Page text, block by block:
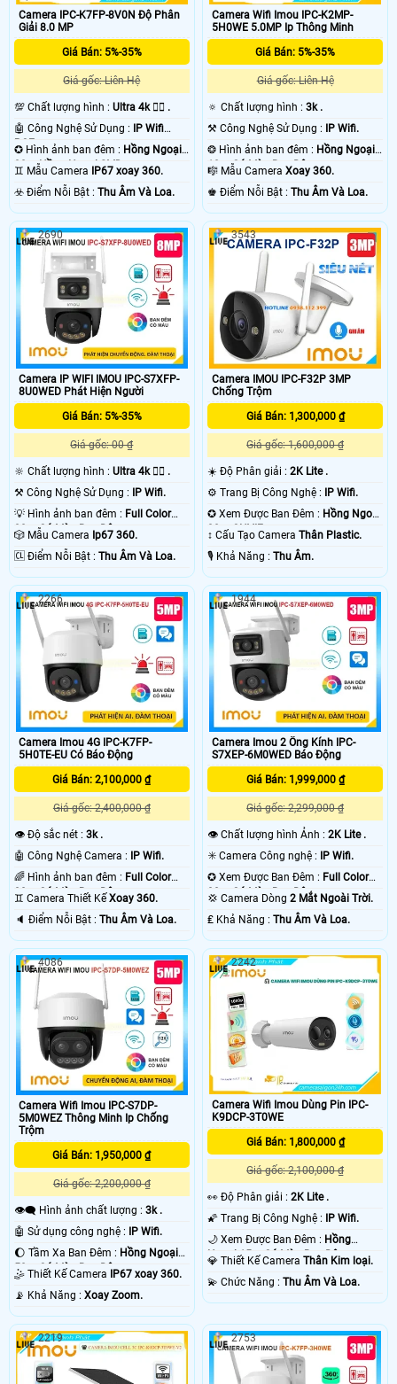
Camera IPC-K7FP-8V0N Độ Phân
Giải 8.0 MP
Giá Bán: 5%-35%
Giá gốc: Liên Hệ
💯 Chất lượng hình : Ultra 4k 👍🏾 .
🤖️ Công Nghệ Sử Dụng : IP Wifi
POE.
✪ Hình ảnh ban đêm : Hồng Ngoại
30m Hồng Ngoại SMD.
♊ Mẫu Camera IP67 xoay 360.
️☣️ Điểm Nỗi Bật : Thu Âm Và Loa.
Camera Wifi Imou IPC-K2MP-
5H0WE 5.0MP Ip Thông Minh
Giá Bán: 5%-35%
Giá gốc: Liên Hệ
🔅 Chất lượng hình :3k .
⚒ Công Nghệ Sử Dụng :
IP Wifi.
❂ Hình ảnh ban đêm : Hồng Ngoại
10m Có Màu Ban Ðêm.
🎼️ Mẫu CameraXoay 360.
️♚ Điểm Nỗi Bật :Thu Âm Và Loa.
Camera IP WIFI IMOU IPC-S7XFP-
8U0WED Phát Hiện Người
Giá Bán: 5%-35%
Giá gốc: 00 ₫
🔆 Chất lượng hình : Ultra 4k 👍🏾 .
⚒ Công Nghệ Sử Dụng : IP Wifi.
💡 Hình ảnh ban đêm : Full Color
30m Có Màu Ban Ðêm.
🎲 Mẫu Camera Ip67 360.
️🆑 Điểm Nỗi Bật : Thu Âm Và Loa.
2690
Camera IMOU IPC-F32P 3MP
Chống Trộm
Giá Bán: 1,300,000 ₫
Giá gốc: 1,600,000 ₫
☀️ Độ Phân giải :2K Lite .
⚙ Trang Bị Công Nghệ : IP Wifi.
✪ Xem Được Ban Đêm : Hồng Ngoại
30m ONVIF.
↕️ Cấu Tạo CameraThân Plastic.
️🎙 Khả Năng :Thu Âm.
3543
Camera Imou 4G IPC-K7FP-
5H0TE-EU Có Báo Động
Giá Bán: 2,100,000 ₫
Giá gốc: 2,400,000 ₫
👁 Độ sắc nét : 3k .
🤖️ Công Nghệ Camera : IP Wifi.
🌈 Hình ảnh ban đêm : Full Color
30m Có Màu Ban Ðêm.
♊ Camera Thiết KếXoay 360.
️🔈 Điểm Nỗi Bật : Thu Âm Và Loa.
2266
Camera Imou 2 Ống Kính IPC-
S7XEP-6M0WED Báo Động
Giá Bán: 1,999,000 ₫
Giá gốc: 2,299,000 ₫
👁 Chất lượng hình Ảnh :2K Lite .
✳️ Camera Công nghệ : IP Wifi.
✪ Xem Được Ban Đêm : Full Color
30m Có Màu Ban Ðêm.
💢 Camera Dòng2 Mắt Ngoài Trời.
️₤ Khả Năng :Thu Âm Và Loa.
1944
Camera Wifi Imou IPC-S7DP-
5M0WEZ Thông Minh Ip Chống
Trộm
Giá Bán: 1,950,000 ₫
Giá gốc: 2,200,000 ₫
👁️‍🗨 Hình ảnh chất lượng : 3k .
🤖️ Sử dụng công nghệ :
IP Wifi.
🌔 Tầm Xa Ban Đêm : Hồng Ngoại
50m Có Màu Ban Ðêm.
🤹 Thiết Kế Camera
IP67 xoay 360.
️📡 Khả Năng : Xoay Zoom.
4086
Camera Wifi Imou Dùng Pin IPC-
K9DCP-3T0WE
Giá Bán: 1,800,000 ₫
Giá gốc: 2,100,000 ₫
️👀 Độ Phân giải :2K Lite .
🌠 Trang Bị Công Nghệ :
IP Wifi.
🌙 Xem Được Ban Đêm : Hồng
Ngoại 15m Có Màu Ban Ðêm.
💎 Thiết Kế CameraThân Kim loại.
️💫 Chức Năng :Thu Âm Và Loa.
2242
2219 2753